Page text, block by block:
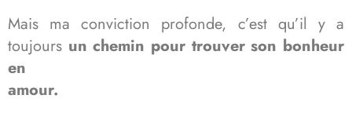
Mais ma conviction profonde, c’est qu’il y a
toujours un chemin pour trouver son bonheur
en
amour.